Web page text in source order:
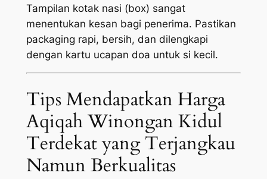
Tampilan kotak nasi (box) sangat
menentukan kesan bagi penerima. Pastikan
packaging rapi, bersih, dan dilengkapi
dengan kartu ucapan doa untuk si kecil.
Tips Mendapatkan Harga
Aqiqah Winongan Kidul
Terdekat yang Terjangkau
Namun Berkualitas